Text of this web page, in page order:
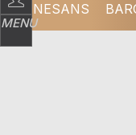
MENU
RENESANS